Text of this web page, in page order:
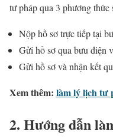
tư pháp qua 3 phương thức
Nộp hồ sơ trực tiếp tại
Gửi hồ sơ qua bưu điện
Gửi hồ sơ và nhận kết
Xem thêm: làm lý lịch tư
2. Hướng dẫn